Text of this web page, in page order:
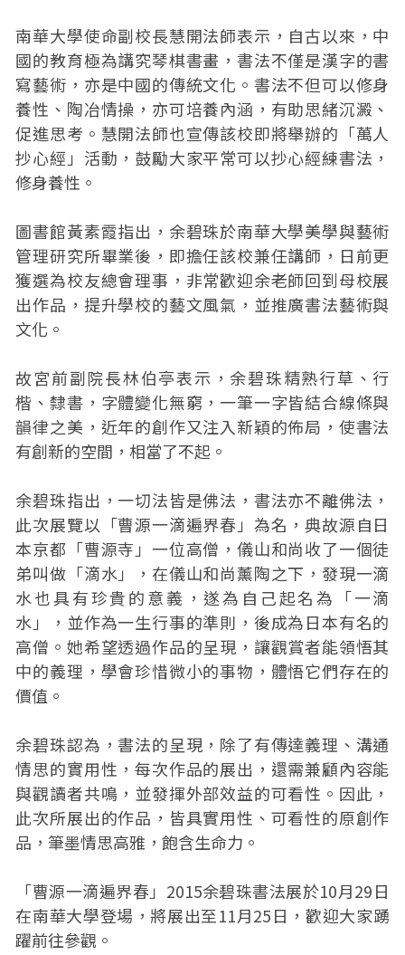
南華大學使命副校長慧開法師表示，自古以來，中
國的教育極為講究琴棋書畫，書法不僅是漢字的書
寫藝術，亦是中國的傳統文化。書法不但可以修身
養性、陶冶情操，亦可培養內涵，有助思緒沉澱、
促進思考。慧開法師也宣傳該校即將舉辦的「萬人
抄心經」活動，鼓勵大家平常可以抄心經練書法，
修身養性。
圖書館黃素霞指出，余碧珠於南華大學美學與藝術
管理研究所畢業後，即擔任該校兼任講師，日前更
獲選為校友總會理事，非常歡迎余老師回到母校展
出作品，提升學校的藝文風氣，並推廣書法藝術與
文化。
故宮前副院長林伯亭表示，余碧珠精熟行草、行
楷、隸書，字體變化無窮，一筆一字皆結合線條與
韻律之美，近年的創作又注入新穎的佈局，使書法
有創新的空間，相當了不起。
余碧珠指出，一切法皆是佛法，書法亦不離佛法，
此次展覽以「曹源一滴遍界春」為名，典故源自日
本京都「曹源寺」一位高僧，儀山和尚收了一個徒
弟叫做「滴水」，在儀山和尚薰陶之下，發現一滴
水也具有珍貴的意義，遂為自己起名為「一滴
水」，並作為一生行事的準則，後成為日本有名的
高僧。她希望透過作品的呈現，讓觀賞者能領悟其
中的義理，學會珍惜微小的事物，體悟它們存在的
價值。
余碧珠認為，書法的呈現，除了有傳達義理、溝通
情思的實用性，每次作品的展出，還需兼顧內容能
與觀讀者共鳴，並發揮外部效益的可看性。因此，
此次所展出的作品，皆具實用性、可看性的原創作
品，筆墨情思高雅，飽含生命力。
「曹源一滴遍界春」2015余碧珠書法展於10月29日
在南華大學登場，將展出至11月25日，歡迎大家踴
躍前往參觀。